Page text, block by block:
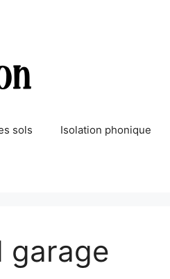
sols Isolation phonique
garage